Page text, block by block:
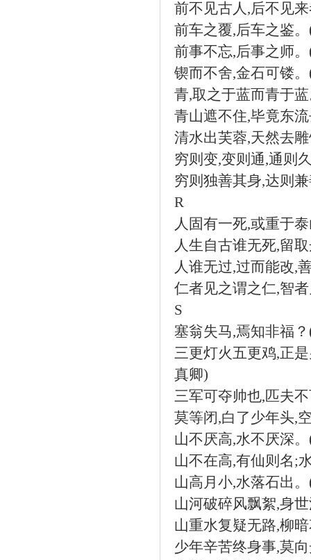
前不见古人 ,后不见
前车之覆,后车之鉴。
前事不忘,后事之师。
锲而不舍,金石可镂。
青,取之于蓝而青于
青山遮不住,毕竟东
清水出芙蓉,天然去
穷则变,变则通,通则
穷则独善其身,达则
R
人固有一死,或重于
人生自古谁无死,留
人谁无过,过而能改,
仁者见之谓之仁,智
S
塞翁失马,焉知非福？
三更灯火五更鸡,正
真卿)
三军可夺帅也,匹夫
莫等闭,白了少年头,
山不厌高,水不厌深。
山不在高,有仙则名;
山高月小,水落石出。
山河破碎风飘絮,身
山重水复疑无路,柳
少年辛苦终身事,莫